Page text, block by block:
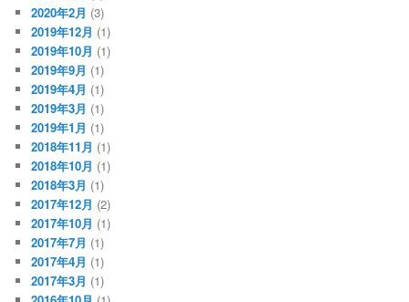
2020年2月 (3)
2019年12月 (1)
2019年10月 (1)
2019年9月 (1)
2019年4月 (1)
2019年3月 (1)
2019年1月 (1)
2018年11月 (1)
2018年10月 (1)
2018年3月 (1)
2017年12月 (2)
2017年10月 (1)
2017年7月 (1)
2017年4月 (1)
2017年3月 (1)